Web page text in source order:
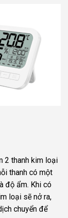
2 thanh kim loại
thanh có một
độ ẩm. Khi có
loại sẽ nở ra,
chuyển để